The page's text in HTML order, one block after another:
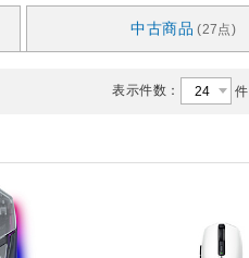
中古商品 (27点)
表示件数： 件